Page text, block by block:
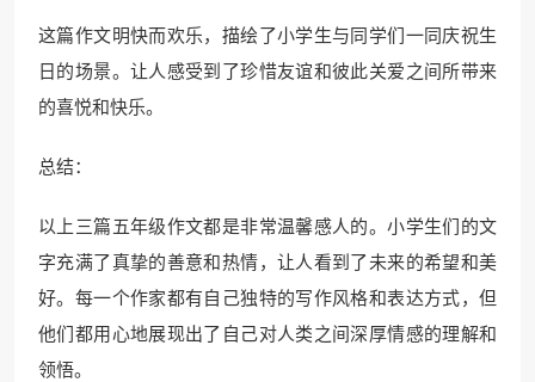
这篇作文明快而欢乐，描绘了小学生与同学们一同庆祝生
日的场景。让人感受到了珍惜友谊和彼此关爱之间所带来
的喜悦和快乐。
总结：
以上三篇五年级作文都是非常温馨感人的。小学生们的文
字充满了真挚的善意和热情，让人看到了未来的希望和美
好。每一个作家都有自己独特的写作风格和表达方式，但
他们都用心地展现出了自己对人类之间深厚情感的理解和
领悟。